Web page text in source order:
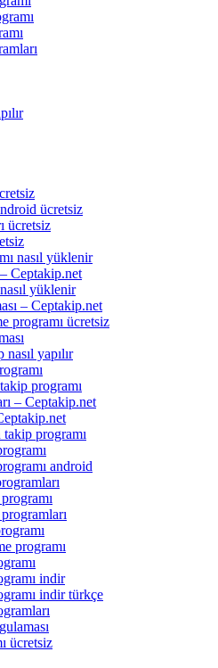
ücretsiz
ücretsiz
nasıl yüklenir
Ceptakip.net
yüklenir
– Ceptakip.net
programı ücretsiz
yapılır
programı
– Ceptakip.net
programı
android
programı
indir
indir türkçe
ücretsiz